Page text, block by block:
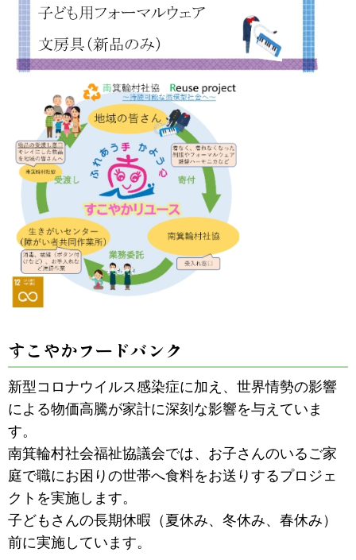
すこやかフードバンク
新型コロナウイルス感染症に加え、世界情勢の影響
による物価高騰が家計に深刻な影響を与えていま
す。
南箕輪村社会福祉協議会では、お子さんのいるご家
庭で職にお困りの世帯へ食料をお送りするプロジェ
クトを実施します。
子どもさんの長期休暇（夏休み、冬休み、春休み）
前に実施しています。